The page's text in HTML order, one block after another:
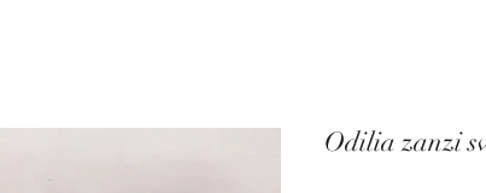
Odilia zanzi